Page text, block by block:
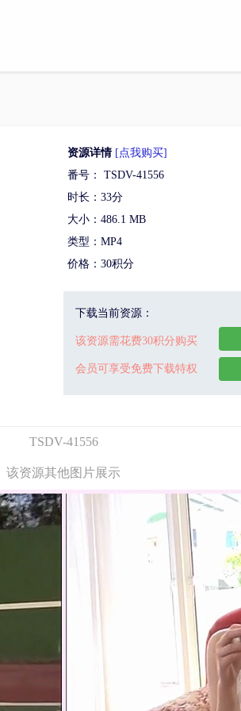
资源详情 [点我购买]
番号： TSDV-41556
时长：33分
大小：486.1 MB
类型：MP4
价格：30积分
下载当前资源：
该资源需花费30积分购买
会员可享受免费下载特权
TSDV-41556
该资源其他图片展示